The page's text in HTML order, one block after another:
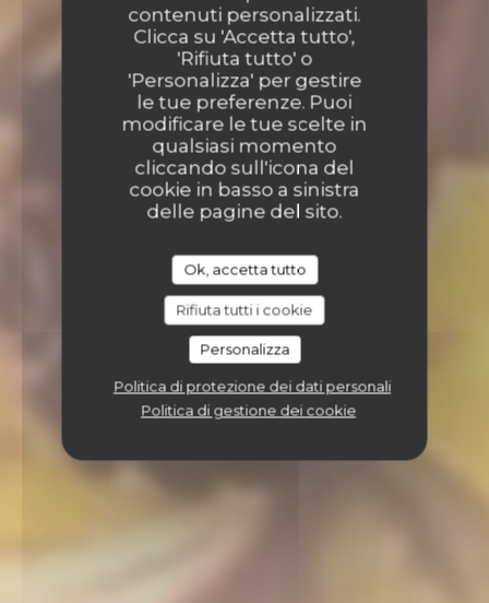
contenuti personalizzati.
Clicca su 'Accetta tutto',
'Rifiuta tutto' o
'Personalizza' per gestire
le tue preferenze. Puoi
modificare le tue scelte in
qualsiasi momento
cliccando sull'icona del
cookie in basso a sinistra
delle pagine del sito.
Ok, accetta tutto
Rifiuta tutti i cookie
Personalizza
Politica di protezione dei dati personali
Politica di gestione dei cookie